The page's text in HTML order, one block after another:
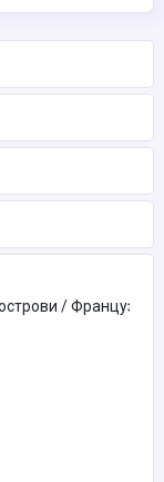
/ Французька